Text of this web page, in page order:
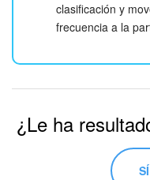
clasificación y
frecuencia a la
¿Le ha
SÍ